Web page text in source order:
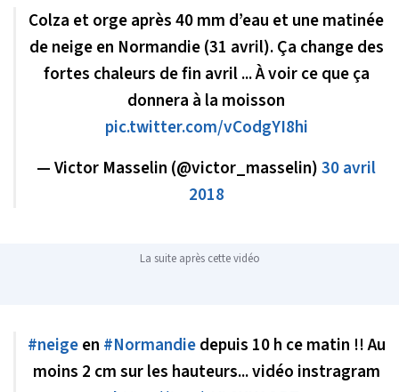
Colza et orge après 40 mm d’eau et une matinée
de neige en Normandie (31 avril). Ça change des
fortes chaleurs de fin avril ... À voir ce que ça
donnera à la moisson
pic.twitter.com/vCodgYI8hi
— Victor Masselin (@victor_masselin)30 avril
2018
La suite après cette vidéo
#neigeen #Normandiedepuis 10 h ce matin !! Au
moins 2 cm sur les hauteurs... vidéo instragram